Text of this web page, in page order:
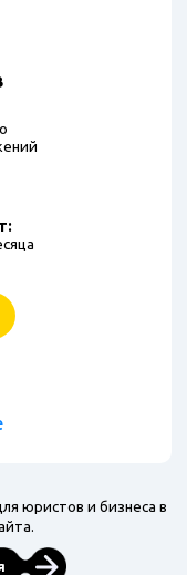
юристов и бизнеса в